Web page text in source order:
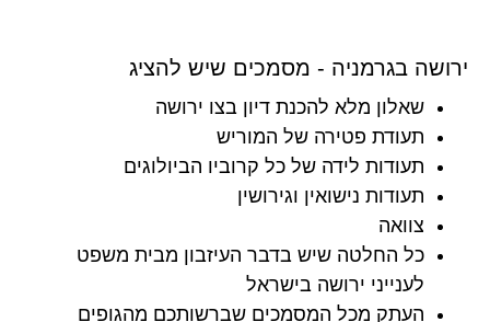
ירושה בגרמניה - מסמכים שיש להציג
שאלון מלא להכנת דיון בצו ירושה
תעודת פטירה של המוריש
תעודות לידה של כל קרוביו הביולוגים
תעודות נישואין וגירושין
צוואה
כל החלטה שיש בדבר העיזבון מבית משפט
לענייני ירושה בישראל
העתק מכל המסמכים שברשותכם מהגופים